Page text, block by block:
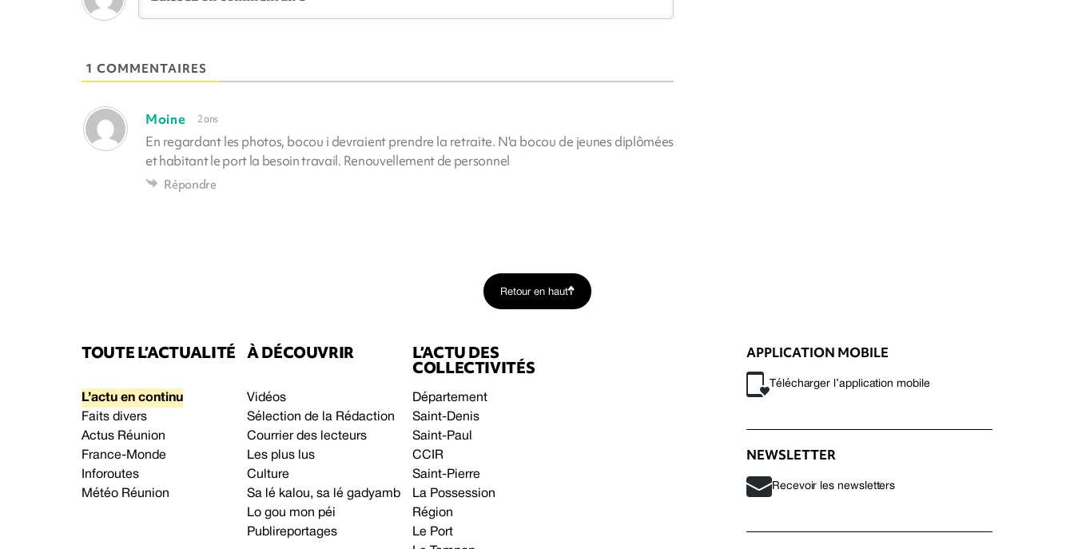
1 COMMENTAIRES
Moine 2 ans
En regardant les photos, bocou i devraient prendre la retraite. N'a bocou de jeunes diplômées
et habitant le port la besoin travail. Renouvellement de personnel
Répondre
Retour en haut
TOUTE L’ACTUALITÉ
L’actu en continu
Faits divers
Actus Réunion
France-Monde
Inforoutes
Météo Réunion
À DÉCOUVRIR
Vidéos
Sélection de la Rédaction
Courrier des lecteurs
Les plus lus
Culture
Sa lé kalou, sa lé gadyamb
Lo gou mon péi
Publireportages
L’ACTU DES
COLLECTIVITÉS
Département
Saint-Denis
Saint-Paul
CCIR
Saint-Pierre
La Possession
Région
Le Port
APPLICATION MOBILE
Télécharger l’application mobile
NEWSLETTER
Recevoir les newsletters